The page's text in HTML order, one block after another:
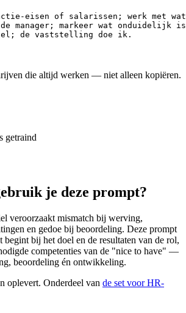
eisen of salarissen; werk met
manager; markeer wat onduidelijk
de vaststelling doe ik.
die altijd werken — niet alleen kopiëren.
getraind
je deze prompt?
veroorzaakt mismatch bij werving,
en gedoe bij beoordeling. Deze prompt
begint bij het doel en de resultaten van de rol,
competenties van de "nice to have" —
beoordeling én ontwikkeling.
oplevert. Onderdeel van de set voor HR-